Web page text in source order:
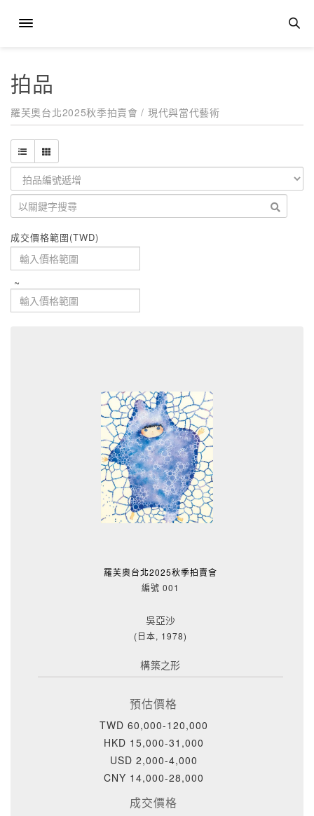
拍品
羅芙奧台北2025秋季拍賣會 / 現代與當代藝術
成交價格範圍(TWD)
~
羅芙奧台北2025秋季拍賣會
編號 001
吳亞沙
(日本, 1978)
構築之形
預估價格
TWD 60,000-120,000
HKD 15,000-31,000
USD 2,000-4,000
CNY 14,000-28,000
成交價格